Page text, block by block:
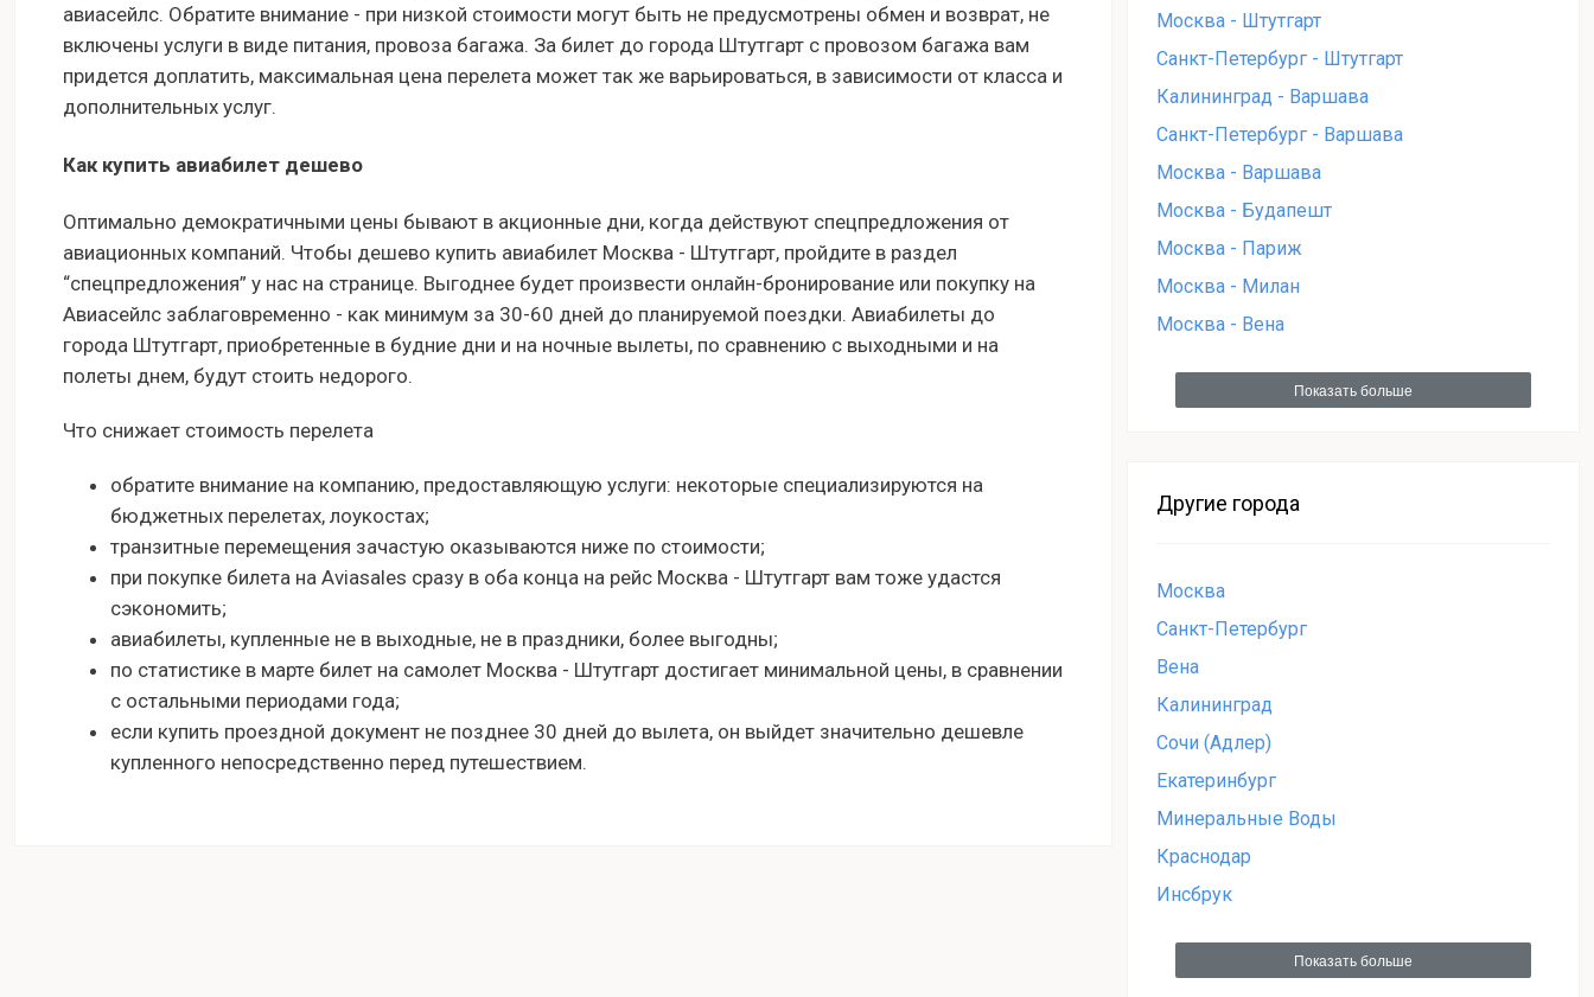
авиасейлс. Обратите внимание - при низкой стоимости могут быть не предусмотрены обмен и возврат, не
включены услуги в виде питания, провоза багажа. За билет до города Штутгарт с провозом багажа вам
придется доплатить, максимальная цена перелета может так же варьироваться, в зависимости от класса и
дополнительных услуг.
Как купить авиабилет дешево
Оптимально демократичными цены бывают в акционные дни, когда действуют спецпредложения от
авиационных компаний. Чтобы дешево купить авиабилет Москва - Штутгарт, пройдите в раздел
“спецпредложения” у нас на странице. Выгоднее будет произвести онлайн-бронирование или покупку на
Авиасейлс заблаговременно - как минимум за 30-60 дней до планируемой поездки. Авиабилеты до
города Штутгарт, приобретенные в будние дни и на ночные вылеты, по сравнению с выходными и на
полеты днем, будут стоить недорого.
Что снижает стоимость перелета
обратите внимание на компанию, предоставляющую услуги: некоторые специализируются на
бюджетных перелетах, лоукостах;
транзитные перемещения зачастую оказываются ниже по стоимости;
при покупке билета на Aviasales сразу в оба конца на рейс Москва - Штутгарт вам тоже удастся
сэкономить;
авиабилеты, купленные не в выходные, не в праздники, более выгодны;
по статистике в марте билет на самолет Москва - Штутгарт достигает минимальной цены, в сравнении
с остальными периодами года;
если купить проездной документ не позднее 30 дней до вылета, он выйдет значительно дешевле
купленного непосредственно перед путешествием.
Москва - Штутгарт
Санкт-Петербург - Штутгарт
Калининград - Варшава
Санкт-Петербург - Варшава
Москва - Варшава
Москва - Будапешт
Москва - Париж
Москва - Милан
Москва - Вена
Показать больше
Другие города
Москва
Санкт-Петербург
Вена
Калининград
Сочи (Адлер)
Екатеринбург
Минеральные Воды
Краснодар
Инсбрук
Показать больше